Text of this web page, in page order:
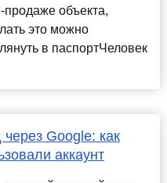
продаже объекта,
это можно
в паспортЧеловек
Google: как
аккаунт